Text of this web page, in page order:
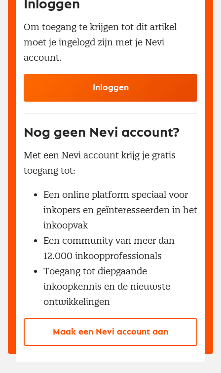
Inloggen
Om toegang te krijgen tot dit artikel
moet je ingelogd zijn met je Nevi
account.
Inloggen
Nog geen Nevi account?
Met een Nevi account krijg je gratis
toegang tot:
Een online platform speciaal voor
inkopers en geïnteresseerden in het
inkoopvak
Een community van meer dan
12.000 inkoopprofessionals
Toegang tot diepgaande
inkoopkennis en de nieuwste
ontwikkelingen
Maak een Nevi account aan